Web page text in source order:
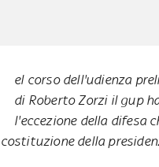
el corso dell'udienza
di Roberto Zorzi il gup
l'eccezione della difesa
della